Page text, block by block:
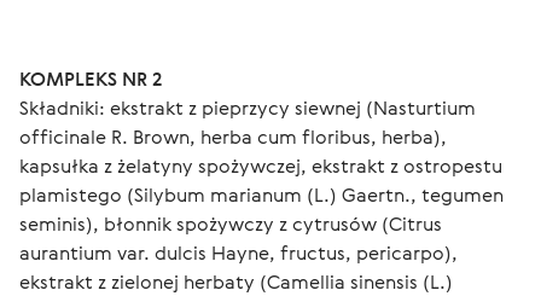
KOMPLEKS NR 2
Składniki: ekstrakt z pieprzycy siewnej (Nasturtium
officinale R. Brown, herba cum floribus, herba),
kapsułka z żelatyny spożywczej, ekstrakt z ostropestu
plamistego (Silybum marianum (L.) Gaertn., tegumen
seminis), błonnik spożywczy z cytrusów (Citrus
aurantium var. dulcis Hayne, fructus, pericarpo),
ekstrakt z zielonej herbaty (Camellia sinensis (L.)